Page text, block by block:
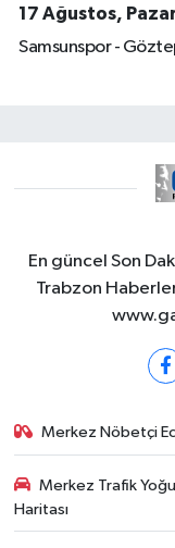
17 Ağustos,
Samsunspor -
En güncel Son
Trabzon
Merkez Nöbetçi
Merkez Trafik
Haritası